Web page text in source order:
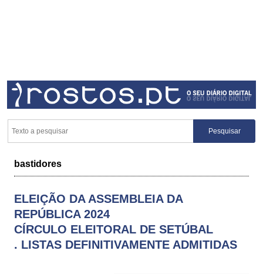
bastidores
ELEIÇÃO DA ASSEMBLEIA DA
REPÚBLICA 2024
CÍRCULO ELEITORAL DE SETÚBAL
. LISTAS DEFINITIVAMENTE ADMITIDAS